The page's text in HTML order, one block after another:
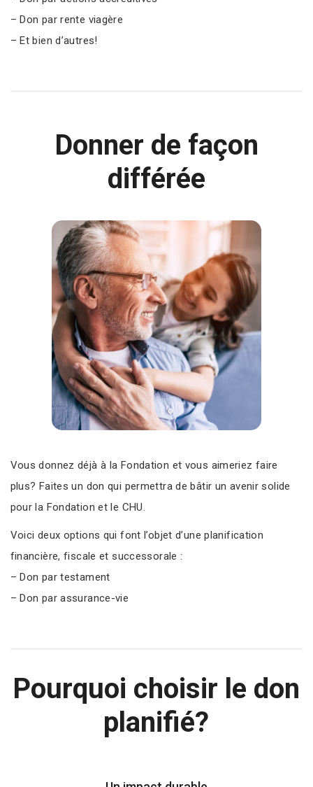
– Don par rente viagère
– Et bien d’autres!
Donner de façon
différée
Vous donnez déjà à la Fondation et vous aimeriez faire
plus? Faites un don qui permettra de bâtir un avenir solide
pour la Fondation et le CHU.
Voici deux options qui font l’objet d’une planification
financière, fiscale et successorale :
– Don par testament
– Don par assurance-vie
Pourquoi choisir le don
planifié?